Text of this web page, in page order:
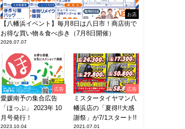
お店
【八幡浜イベント】毎月8日は八日市！商店街で
お得な買い物＆食べ歩き（7月8日開催）
2026.07.07
広告
愛媛南予の集合広告
「ほっぷ」 2023年 10
月号発行！
2023.10.04
広告
ミスタータイヤマン八
幡浜店の「夏得!!大感
謝祭」が7/1スタート!!
2021.07.01